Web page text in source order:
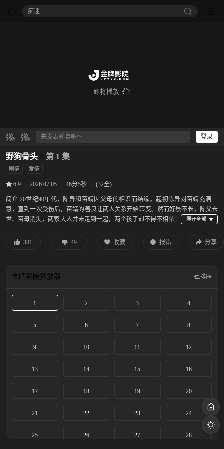
痴迷
即将播放
登录
野狗骨头 第 1 集
剧情 爱情
6.9 2026.07.05 46分5秒 (32全)
简介:20世纪90年代，陈异和苗靖因父母的相识而结缘。起初陈异对苗靖充满敌
意，直到一次受伤后，苗靖的善良让两人关系开始转变。然而好景不长，陈父去
世、苗母消失，两家大人并未走到一起，两个孩子却不得不相依为
靖，他逼她离开了藤城，配合警方抓捕嫌犯。多年后，陈异经营着一家台球厅，
终，张宾及其同伙受到法律制裁。身受重伤的陈异向苗靖告白，两人终成眷属。
381 49 收藏 报错 分享
金牌影院播放器 排序
1 2 3 4
5 6 7 8
9 10 11 12
13 14 15 16
17 18 19 20
21 22 23 24
25 26 27 28